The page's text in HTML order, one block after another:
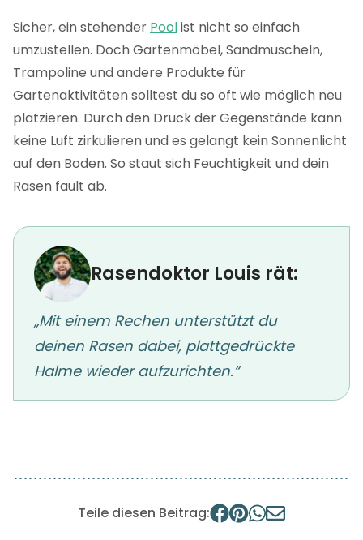
Sicher, ein stehender Poolist nicht so einfach
umzustellen. Doch Gartenmöbel, Sandmuscheln,
Trampoline und andere Produkte für
Gartenaktivitäten solltest du so oft wie möglich neu
platzieren. Durch den Druck der Gegenstände kann
keine Luft zirkulieren und es gelangt kein Sonnenlicht
auf den Boden. So staut sich Feuchtigkeit und dein
Rasen fault ab.
Rasendoktor Louis rät:
„Mit einem Rechen unterstützt du
deinen Rasen dabei, plattgedrückte
Halme wieder aufzurichten.“
Teile diesen Beitrag: